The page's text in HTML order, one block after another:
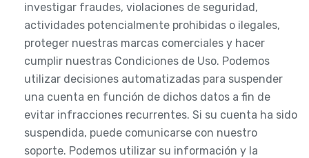
investigar fraudes, violaciones de seguridad,
actividades potencialmente prohibidas o ilegales,
proteger nuestras marcas comerciales y hacer
cumplir nuestras Condiciones de Uso. Podemos
utilizar decisiones automatizadas para suspender
una cuenta en función de dichos datos a fin de
evitar infracciones recurrentes. Si su cuenta ha sido
suspendida, puede comunicarse con nuestro
soporte. Podemos utilizar su información y la